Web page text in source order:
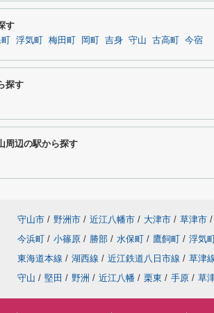
す
浮気町 梅田町 岡町 吉身 守山 古高町 今宿
探す
周辺の駅から探す
守山市 / 野洲市 / 近江八幡市 / 大津市 / 草津市 /
今浜町 / 小篠原 / 勝部 / 水保町 / 鷹飼町 / 浮気
東海道本線 / 湖西線 / 近江鉄道八日市線 / 草津
守山 / 堅田 / 野洲 / 近江八幡 / 栗東 / 手原 / 草